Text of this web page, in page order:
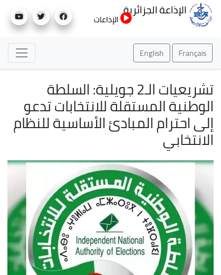
إلى
الإذاعة الجزائرية
الإذاعات
Français
English
تشريعيات الـ2 جويلية: السلطة
الوطنية المستقلة للانتخابات تدعو
إلى احترام المبادئ الأساسية للنظام
الانتخابي